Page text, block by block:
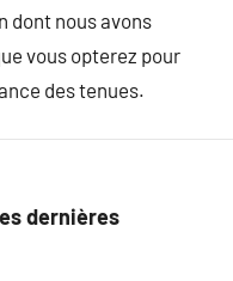
dont nous avons
vous opterez pour
des tenues.
dernières